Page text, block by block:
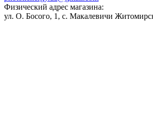
Физический адрес магазина:
ул. О. Босого, 1, с. Макалевичи